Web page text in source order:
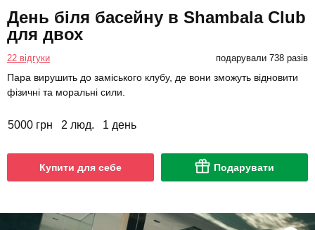
День біля басейну в Shambala Club
для двох
22 відгуки подарували 738 разів
Пара вирушить до заміського клубу, де вони зможуть відновити
фізичні та моральні сили.
5000 грн 2 люд. 1 день
Купити для себе Подарувати